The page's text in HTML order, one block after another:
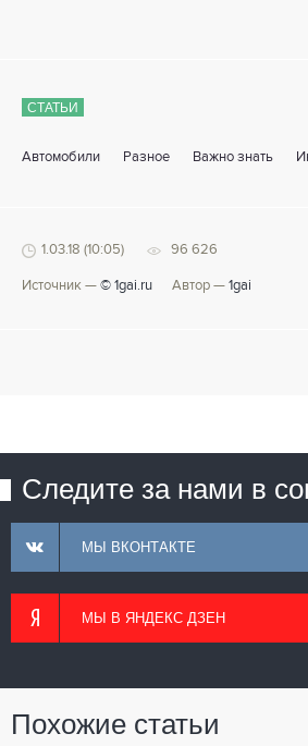
СТАТЬИ
Автомобили Разное Важно знать
1.03.18 (10:05) 96 626
Источник — © 1gai.ru Автор — 1gai
Следите за нами в
МЫ ВКОНТАКТЕ
МЫ В ЯНДЕКС ДЗЕН
Похожие статьи